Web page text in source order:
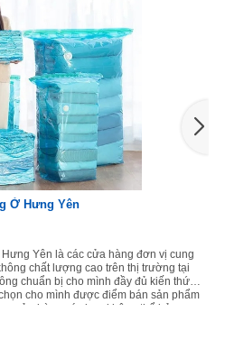
Ở Hưng Yên
Yên là các cửa hàng đơn vị cung
chất lượng cao trên thị trường tại
chuẩn bị cho mình đầy đủ kiến thức
cho mình được điểm bán sản phẩm
cửa hàng các bạn không thể bỏ qua